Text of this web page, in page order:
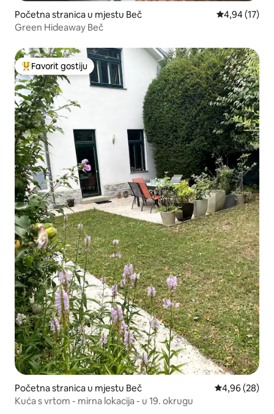
Početna stranica u mjestu Beč prosječna
4,94 (17)
Green Hideaway Beč
Glavni favorit gostiju
Favorit gostiju
Početna stranica u mjestu Beč prosječna
4,96 (28)
Kuća s vrtom - mirna lokacija - u 19. okrugu